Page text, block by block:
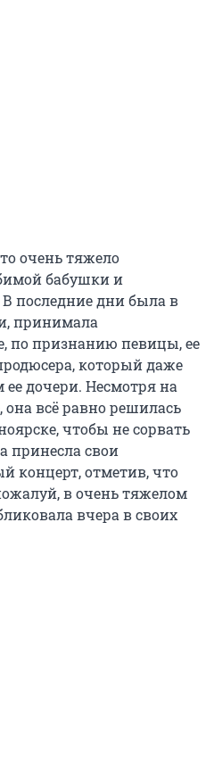
очень тяжело
бабушки и
В последние дни была в
принимала
по признанию певицы, ее
который даже
ее дочери. Несмотря на
она всё равно решилась
чтобы не сорвать
принесла свои
концерт, отметив, что
в очень тяжелом
вчера в своих